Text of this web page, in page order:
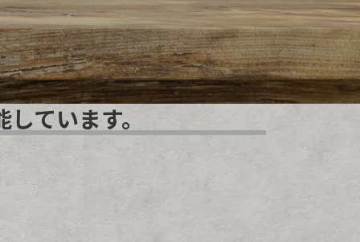
ています。